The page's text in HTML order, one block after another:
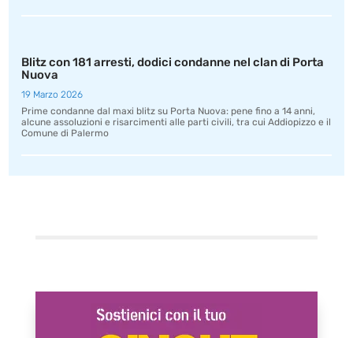
Blitz con 181 arresti, dodici condanne nel clan di Porta
Nuova
19 Marzo 2026
Prime condanne dal maxi blitz su Porta Nuova: pene fino a 14 anni,
alcune assoluzioni e risarcimenti alle parti civili, tra cui Addiopizzo e il
Comune di Palermo